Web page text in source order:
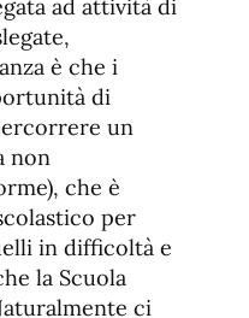
ad attività di
è che i
di
un
non
che è
per
in difficoltà e
la Scuola
ci